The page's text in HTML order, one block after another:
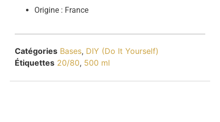
Origine : France
Catégories Bases, DIY (Do It Yourself)
Étiquettes 20/80, 500 ml